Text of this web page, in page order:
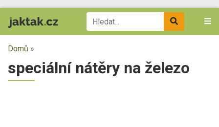
Domů »
speciální nátěry na železo